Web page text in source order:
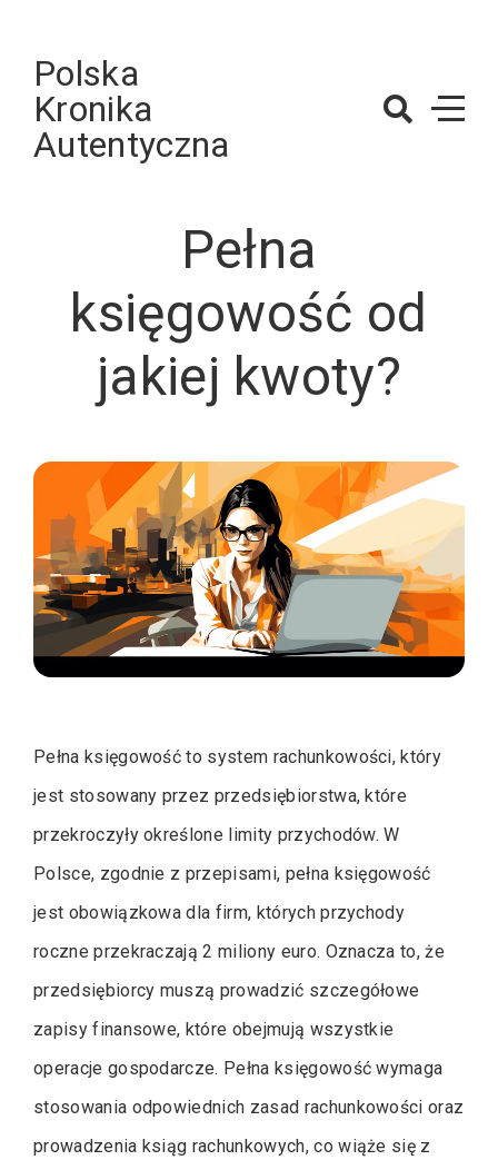
contentPolska
Kronika
Autentyczna
Pełna
księgowość od
jakiej kwoty?
Pełna księgowość to system rachunkowości, który
jest stosowany przez przedsiębiorstwa, które
przekroczyły określone limity przychodów. W
Polsce, zgodnie z przepisami, pełna księgowość
jest obowiązkowa dla firm, których przychody
roczne przekraczają 2 miliony euro. Oznacza to, że
przedsiębiorcy muszą prowadzić szczegółowe
zapisy finansowe, które obejmują wszystkie
operacje gospodarcze. Pełna księgowość wymaga
stosowania odpowiednich zasad rachunkowości oraz
prowadzenia ksiąg rachunkowych, co wiąże się z